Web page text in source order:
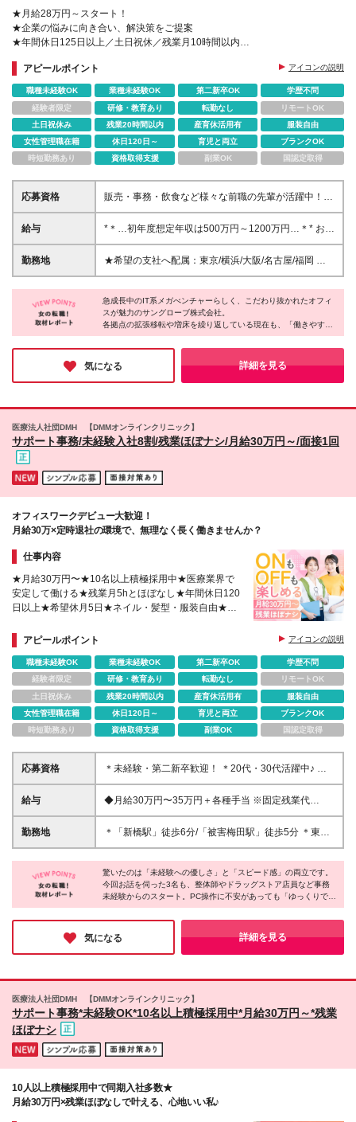
★月給28万円～スタート！
★企業の悩みに向き合い、解決策をご提案
★年間休日125日以上／土日祝休／残業月10時間以内
★女性管理職も多数活躍中！産育休の取得実績多数
アピールポイント アイコンの説明
職種未経験OK 業種未経験OK 第二新卒OK
学歴不問
経験者限定
研修・教育あり 転勤なし
リモートOK
土日祝休み
残業20時間以内 産育休活用有
服装自由
女性管理職在籍
休日120日～ 育児と両立
ブランクOK
時短勤務あり
資格取得支援 副業OK 国認定取得
応募資格
販売・事務・飲食など様々な前職の先輩が活躍中！
◎未経験入社率87％以上 ◎職種・業種未経験歓迎！
◎学歴・経歴など一切不問！ ◎意欲・人柄重視のポ
ろん経験者も歓迎
給与
*＊…初年度想定年収は500万円～1200万円…＊* お客
さまへの貢献をインセンティブで毎月還元！ 【未経
験者の場合】 月給：28万円～38万円 【営業経験者の
経験者：60,156円～81,638円／35h含 営業経験者：
92,900円～119,050円／40h含 高い実績のある営業経
験者：121,450円～／40h含 ※超過分は別途支給 ・月
・固定残業代はありますが、当社では残業を推奨して
いません
勤務地
★希望の支社へ配属：東京/横浜/大阪/名古屋/福岡 ★
転居を伴う転勤なし ★駅近デザイナーズオフィス
【東京本社】 東京都新宿区西新宿6-24-1 西新宿三井
ビルディング4F／13F／16F／18F／20F 【横浜支
社】 神奈川県横浜市西区高島1-1-2 横浜三井ビルディ
ング20F 【大阪支社】 大阪府大阪市北区大淀中1-1-
30 梅田スカイビル タワーウエスト20F ■名古屋支
社 ★2025年8月増床移転 愛知県名古屋市西区名駅2-
急成長中のIT系メガべンチャーらしく、こだわり抜かれたオフィ
スが魅力のサングローブ株式会社。
各拠点の拡張移転や増床を繰り返している現在も、「働きやす
さ」を叶えるデザインは健在です。
主要駅から徒歩圏内の好立地にある各拠点には、休憩スペースや
喫煙ブースなど働くうえでかかせない“リフレッシュ”にフォーカ
スをあてた設備が充実しています。
す。
気になる 詳細を見る
医療法人社団DMH 【DMMオンラインクリニック】
サポート事務/未経験入社8割/残業ほぼナシ/月給30万円～/面接1回
オフィスワークデビュー大歓迎！
月給30万×定時退社の環境で、無理なく長く働きませんか？
仕事内容
★月給30万円〜★10名以上積極採用中★医療業界で
安定して働ける★残業月5hとほぼなし★年間休日120
日以上★希望休月5日★ネイル・髪型・服装自由★新
アピールポイント
アイコンの説明
職種未経験OK 業種未経験OK 第二新卒OK
学歴不問
経験者限定
研修・教育あり 転勤なし
リモートOK
土日祝休み
残業20時間以内 産育休活用有
服装自由
女性管理職在籍
休日120日～ 育児と両立
ブランクOK
時短勤務あり
資格取得支援 副業OK 国認定取得
応募資格
＊未経験・第二新卒歓迎！ ＊20代・30代活躍中♪ ◆
職種・業界経験一切不問！ （応募に必要な資格や経
験はありません！） ◆学歴不問 ＼こんな方にピッタ
に挑戦したい方 ★安定した月給30万円以上で働き始
めたい方 ★自分らしく、髪型やネイルも楽しみたい
容クリニック受付、コールセンター 営業、医療事
務、コスメ販売（美容部員） 事務職、ピラティスイ
ンストラクター など先輩たちの前職はさまざまで
給与
◆月給30万円〜35万円＋各種手当 ※固定残業代
（10h/2.15万円分）含む ※固定残業超過分は別途支給
いたします。 ※試用期間6ヶ月あり（試用期間中の給
勤務地
＊「新橋駅」徒歩6分/「被害梅田駅」徒歩5分 ＊東
京・大阪同時募集♪ ＊転勤はありません！ 以下クリニ
ックのいずれかでの勤務となります。 ◆DMH 新橋ク
リニック 東京都港区西新橋2-8-6 住友不動産日比谷ビ
ル 4階 ◆DMH 大阪クリニック（大阪駅周辺エリア）
大阪府大阪市北区梅田1-1-3 大阪駅前第3ビル 8階 (変
更の範囲)上記を除く当社関連勤務地
驚いたのは「未経験への優しさ」と「スピード感」の両立です。
今回お話を伺った3名も、整体師やドラッグストア店員など事務
未経験からのスタート。PC操作に不安があっても「ゆっくりでい
いよ」と見守る温かさがあり、10日ほどで独り立ちできる環境が
整っています。一方で、運用が日々進化する「最先端の医療サー
ビス」に関わるワクワク感も同社ならでは。心の余裕を十分に持
って活躍できる場所であるなと感じました。
気になる 詳細を見る
医療法人社団DMH 【DMMオンラインクリニック】
サポート事務*未経験OK*10名以上積極採用中*月給30万円～*残業
ほぼナシ
10人以上積極採用中で同期入社多数★
月給30万円×残業ほぼなしで叶える、心地いい私♪